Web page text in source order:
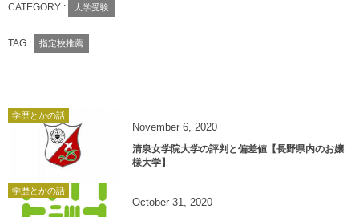
CATEGORY : 大学受験
TAG : 指定校推薦
学歴とかの話
November 6, 2020
清泉女学院大学の評判と偏差値【長野県内のお嬢
様大学】
学歴とかの話
October 31, 2020